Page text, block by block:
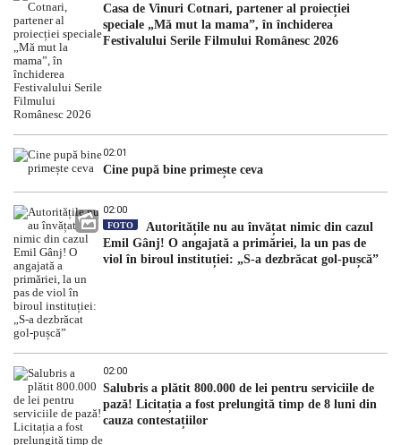
Casa de Vinuri Cotnari, partener al proiecției
speciale „Mă mut la mama”, în închiderea
Festivalului Serile Filmului Românesc 2026
02:01
Cine pupă bine primește ceva
02:00
FOTO
Autoritățile nu au învățat nimic din cazul
Emil Gânj! O angajată a primăriei, la un pas de
viol în biroul instituției: „S-a dezbrăcat gol-pușcă”
02:00
Salubris a plătit 800.000 de lei pentru serviciile de
pază! Licitația a fost prelungită timp de 8 luni din
cauza contestațiilor